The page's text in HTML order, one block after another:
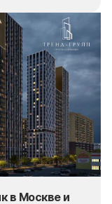
в Москве и